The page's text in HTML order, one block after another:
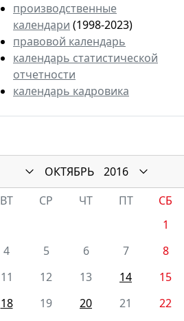
производственные
календари (1998-2023)
правовой календарь
календарь статистической
отчетности
календарь кадровика
ОКТЯБРЬ
2016
ВТ СР ЧТ ПТ СБ
1
4 5 6 7 8
11 12 13 14 15
18 19 20 21 22